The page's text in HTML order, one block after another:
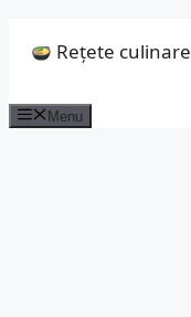
Rețete culinare
Menu